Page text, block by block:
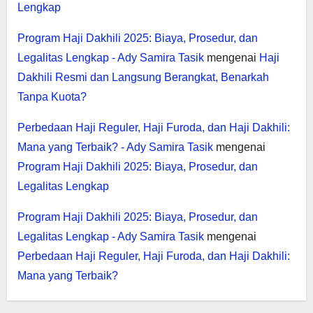
Lengkap
Program Haji Dakhili 2025: Biaya, Prosedur, dan
Legalitas Lengkap - Ady Samira Tasikmengenai Haji
Dakhili Resmi dan Langsung Berangkat, Benarkah
Tanpa Kuota?
Perbedaan Haji Reguler, Haji Furoda, dan Haji Dakhili:
Mana yang Terbaik? - Ady Samira Tasikmengenai
Program Haji Dakhili 2025: Biaya, Prosedur, dan
Legalitas Lengkap
Program Haji Dakhili 2025: Biaya, Prosedur, dan
Legalitas Lengkap - Ady Samira Tasikmengenai
Perbedaan Haji Reguler, Haji Furoda, dan Haji Dakhili:
Mana yang Terbaik?